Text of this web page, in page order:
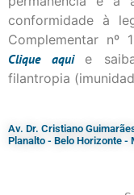
conformidade à
Complementar nº
Cliqueaqui
e
filantropia
Av. Dr. Cristiano
Planalto - Belo Horizonte -